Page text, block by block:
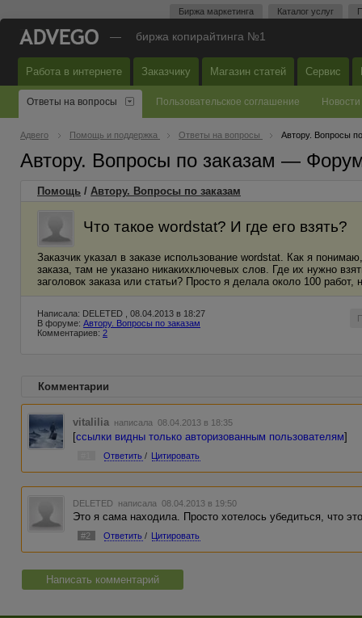
Биржа маркетинга Каталог услуг
— биржа копирайтинга №1
Работа в интернете Заказчику Магазин статей Сервис
Ответы на вопросы Пользовательское соглашение Новости
Адвего Помощь и поддержка Ответы на вопросы Автору. Вопросы
Автору. Вопросы по заказам —
Помощь / Автору. Вопросы по заказам
Что такое wordstat? И где его взять?
Заказчик указал в заказе использование wordstat. Как я
заказа, там не указано никакихключевых слов. Где их нужно
заголовок заказа или статьи? Просто я делала около 100
Написала: DELETED , 08.04.2013 в 18:27
В форуме: Автору. Вопросы по заказам
Комментариев: 2
Комментарии
vitalilia написала 08.04.2013 в 18:35
[ссылки видны только авторизованным пользователям]
Ответить / Цитировать
DELETED написала 08.04.2013 в 19:50
Это я сама находила. Просто хотелось убедиться, что
#2 Ответить / Цитировать
Написать комментарий